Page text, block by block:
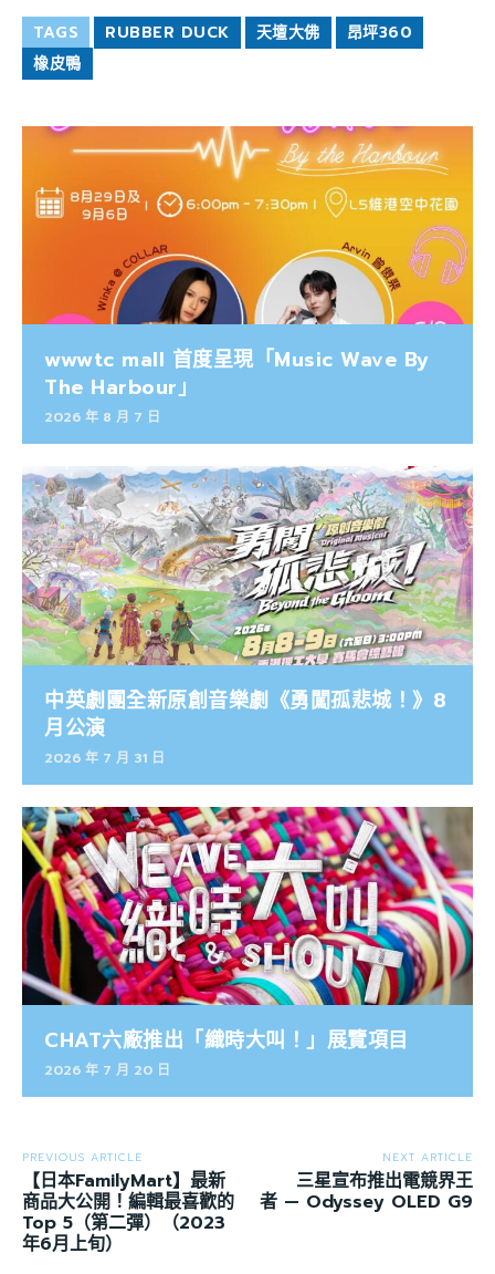
TAGS RUBBER DUCK 天壇大佛
昂坪360
橡皮鴨
wwwtc mall 首度呈現「Music Wave By
The Harbour」
2026 年 8 月 7 日
中英劇團全新原創音樂劇《勇闖孤悲城！》8
月公演
2026 年 7 月 31 日
CHAT六廠推出「織時大叫！」展覽項目
2026 年 7 月 20 日
PREVIOUS ARTICLE
【日本FamilyMart】最新
商品大公開！編輯最喜歡的
Top 5（第二彈）（2023
年6月上旬）
NEXT ARTICLE
三星宣布推出電競界王
者 — Odyssey OLED G9